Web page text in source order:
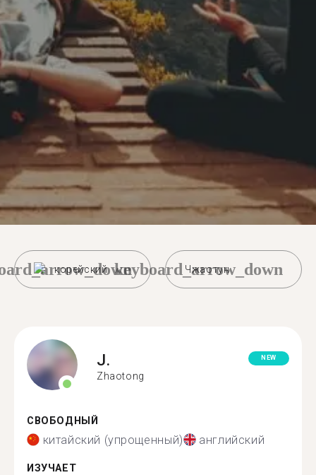
корейский Чжаотун
keyboard_arrow_down
J.
Zhaotong
NEW
СВОБОДНЫЙ
китайский (упрощенный) английский
ИЗУЧАЕТ